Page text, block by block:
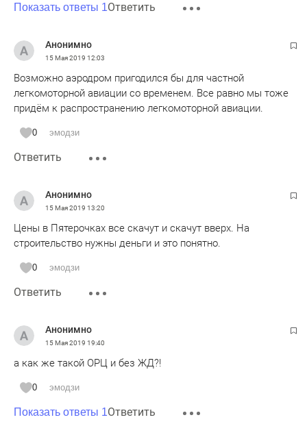
Показать ответы 1Ответить
Анонимно
15 Мая 2019 12:03
Возможно аэродром пригодился бы для частной
легкомоторной авиации со временем. Все равно мы тоже
придём к распространению легкомоторной авиации.
0 эмодзи
Ответить
Анонимно
15 Мая 2019 13:20
Цены в Пятерочках все скачут и скачут вверх. На
строительство нужны деньги и это понятно.
0 эмодзи
Ответить
Анонимно
15 Мая 2019 19:40
а как же такой ОРЦ и без ЖД?!
0 эмодзи
Показать ответы 1Ответить